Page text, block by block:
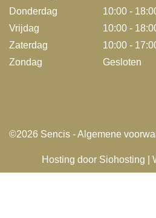
Donderdag
10:00 -
Vrijdag
10:00 -
Zaterdag
10:00 -
Zondag
Gesloten
©2026 Sencis -Algemene
Hosting door Siohosting